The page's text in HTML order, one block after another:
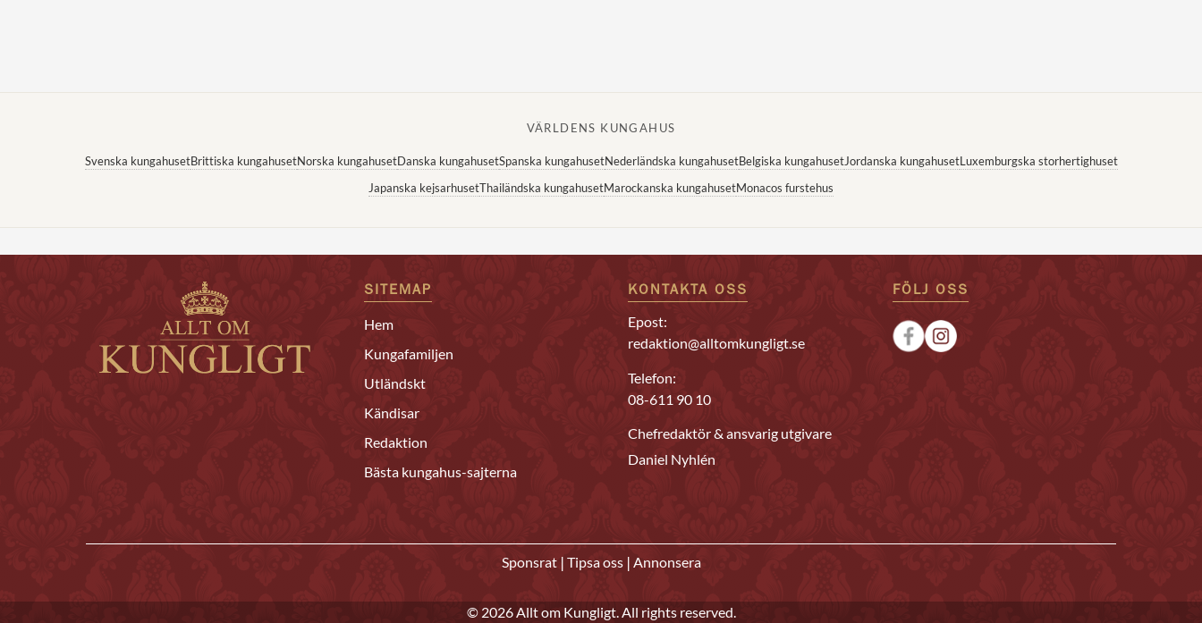
VÄRLDENS KUNGAHUS
Svenska kungahusetBrittiska kungahusetNorska kungahusetDanska kungahusetSpanska kungahusetNederländska kungahusetBelgiska kungahusetJordanska kungahusetLuxemburgska storhertighuset
Japanska kejsarhusetThailändska kungahusetMarockanska kungahusetMonacos furstehus
SITEMAP
Hem
Kungafamiljen
Utländskt
Kändisar
Redaktion
Bästa kungahus-sajterna
KONTAKTA OSS
Epost:
redaktion@alltomkungligt.se
Telefon:
08-611 90 10
Chefredaktör & ansvarig utgivare
Daniel Nyhlén
FÖLJ OSS
Sponsrat | Tipsa oss | Annonsera
© 2026 Allt om Kungligt. All rights reserved.